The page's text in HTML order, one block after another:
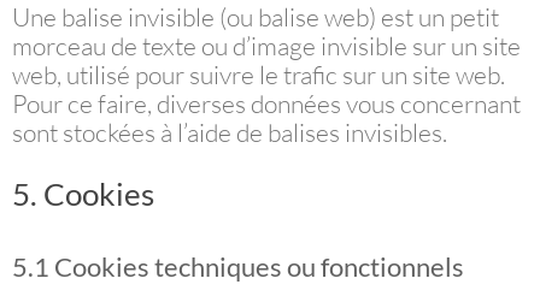
Une balise invisible (ou balise web) est un petit
morceau de texte ou d’image invisible sur un site
web, utilisé pour suivre le trafic sur un site web.
Pour ce faire, diverses données vous concernant
sont stockées à l’aide de balises invisibles.
5. Cookies
5.1 Cookies techniques ou fonctionnels